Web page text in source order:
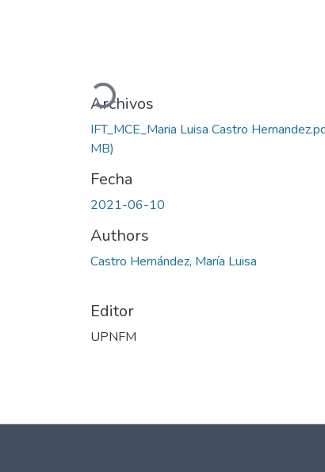
Cargando...
Archivos
IFT_MCE_Maria Luisa Castro
MB)
Fecha
2021-06-10
Authors
Castro Hernández, María Luisa
Editor
UPNFM